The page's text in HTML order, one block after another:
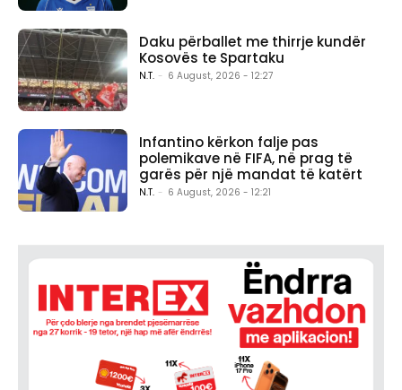
Daku përballet me thirrje kundër
Kosovës te Spartaku
N.T. - 6 August, 2026 - 12:27
Infantino kërkon falje pas
polemikave në FIFA, në prag të
garës për një mandat të katërt
N.T. - 6 August, 2026 - 12:21